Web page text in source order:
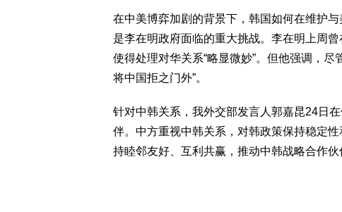
在中美博弈加剧的背景下，韩国如何在维护
是李在明政府面临的重大挑战。李在明上周曾
使得处理对华关系“略显微妙”。但他强调，
将中国拒之门外”。
针对中韩关系，我外交部发言人郭嘉昆24日
伴。中方重视中韩关系，对韩政策保持稳定
持睦邻友好、互利共赢，推动中韩战略合作伙